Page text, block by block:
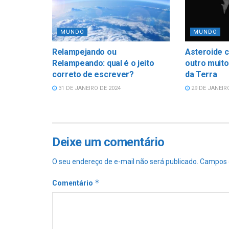
MUNDO
Relampejando ou
Relampeando: qual é o jeito
correto de escrever?
31 DE JANEIRO DE 2024
MUNDO
Asteroide
outro
da Terra
29 DE
Deixe um comentário
O seu endereço de e-mail não será publicado.
Comentário *